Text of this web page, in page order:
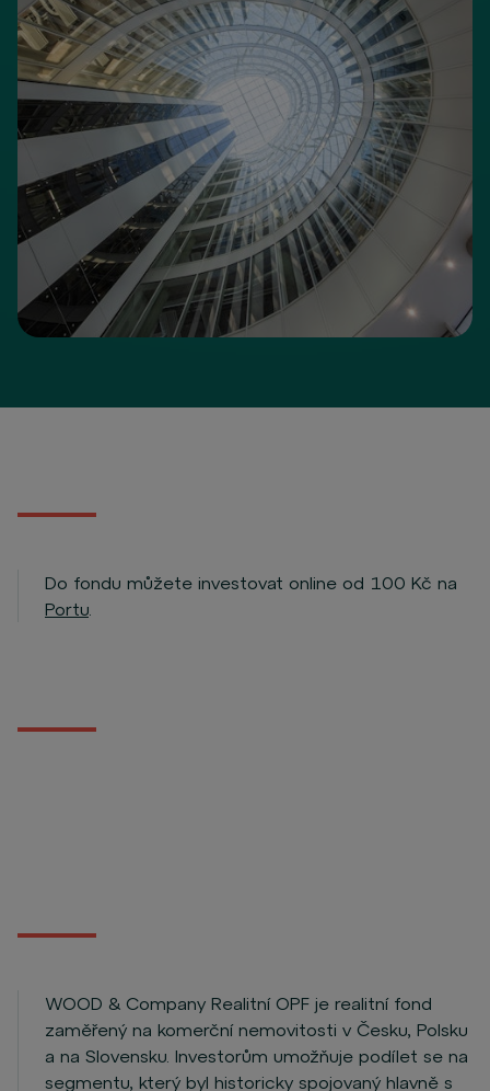
Do fondu můžete investovat online od 100 Kč na
Portu
WOOD & Company Realitní OPF je realitní fond
zaměřený na komerční nemovitosti v Česku, Polsku
a na Slovensku. Investorům umožňuje podílet se na
segmentu, který byl historicky spojovaný hlavně s